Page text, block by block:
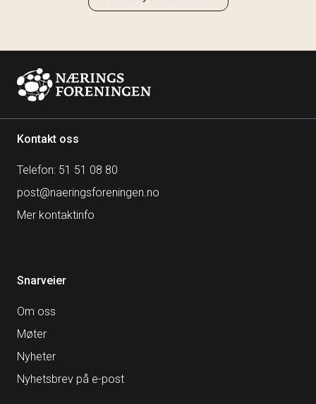
Kontakt oss
Telefon: 51 51 08 80
post@naeringsforeningen.no
Mer kontaktinfo
Snarveier
Om oss
Møter
Nyheter
Nyhetsbrev på e-post